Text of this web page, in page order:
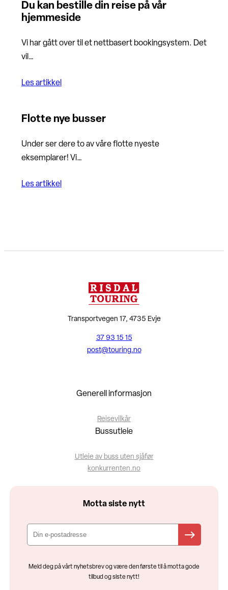
Du kan bestille din reise på vår
hjemmeside
Vi har gått over til et nettbasert bookingsystem. Det
vil…
Les artikkel
Flotte nye busser
Under ser dere to av våre flotte nyeste
eksemplarer! Vi…
Les artikkel
Transportvegen 17, 4735 Evje
37 93 15 15
post@touring.no
Generell informasjon
Reisevilkår
Bussutleie
Utleie av buss uten sjåfør
konkurrenten.no
Motta siste nytt
Meld deg på vårt nyhetsbrev og være den første til å motta gode
tilbud og siste nytt!